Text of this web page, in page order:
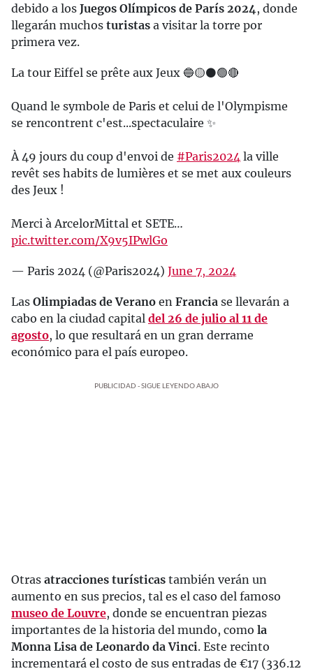
debido a los Juegos Olímpicos de París 2024 , donde
llegarán muchos turistas a visitar la torre por
primera vez.
La tour Eiffel se prête aux Jeux 🔵🟡⚫️🟢🔴
Quand le symbole de Paris et celui de l'Olympisme
se rencontrent c'est...spectaculaire ✨
À 49 jours du coup d'envoi de #Paris2024 la ville
revêt ses habits de lumières et se met aux couleurs
des Jeux !
Merci à ArcelorMittal et SETE…
pic.twitter.com/X9v5IPwlGo
— Paris 2024 (@Paris2024) June 7, 2024
Las Olimpiadas de Verano en Francia se llevarán a
cabo en la ciudad capital del 26 de julio al 11 de
agosto, lo que resultará en un gran derrame
económico para el país europeo.
PUBLICIDAD - SIGUE LEYENDO ABAJO
Otras atracciones turísticas también verán un
aumento en sus precios, tal es el caso del famoso
museo de Louvre, donde se encuentran piezas
importantes de la historia del mundo, como la
Monna Lisa de Leonardo da Vinci. Este recinto
incrementará el costo de sus entradas de €17 (336.12